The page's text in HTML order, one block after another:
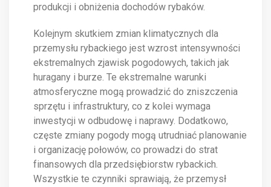
produkcji i obniżenia dochodów rybaków.
Kolejnym skutkiem zmian klimatycznych dla
przemysłu rybackiego jest wzrost intensywności
ekstremalnych zjawisk pogodowych, takich jak
huragany i burze. Te ekstremalne warunki
atmosferyczne mogą prowadzić do zniszczenia
sprzętu i infrastruktury, co z kolei wymaga
inwestycji w odbudowę i naprawy. Dodatkowo,
częste zmiany pogody mogą utrudniać planowanie
i organizację połowów, co prowadzi do strat
finansowych dla przedsiębiorstw rybackich.
Wszystkie te czynniki sprawiają, że przemysł